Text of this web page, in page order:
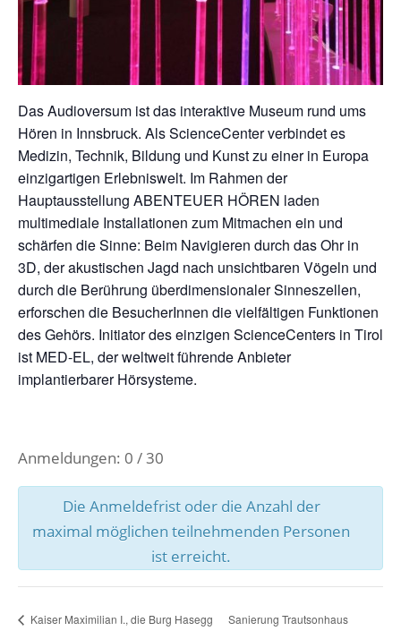
Das Audioversum ist das interaktive Museum rund ums
Hören in Innsbruck. Als ScienceCenter verbindet es
Medizin, Technik, Bildung und Kunst zu einer in Europa
einzigartigen Erlebniswelt. Im Rahmen der
Hauptausstellung ABENTEUER HÖREN laden
multimediale Installationen zum Mitmachen ein und
schärfen die Sinne: Beim Navigieren durch das Ohr in
3D, der akustischen Jagd nach unsichtbaren Vögeln und
durch die Berührung überdimensionaler Sinneszellen,
erforschen die BesucherInnen die vielfältigen Funktionen
des Gehörs. Initiator des einzigen ScienceCenters in Tirol
ist MED-EL, der weltweit führende Anbieter
implantierbarer Hörsysteme.
Anmeldungen: 0 / 30
Die Anmeldefrist oder die Anzahl der
maximal möglichen teilnehmenden Personen
ist erreicht.
Kaiser Maximilian I., die Burg Hasegg
Sanierung Trautsonhaus